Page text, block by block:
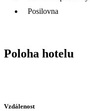
Posilovna
Poloha hotelu
Vzdálenost